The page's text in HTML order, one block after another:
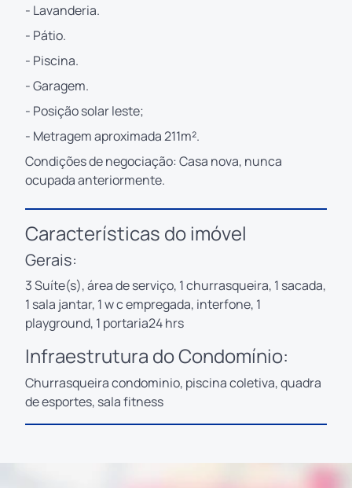
- Lavanderia.
- Pátio.
- Piscina.
- Garagem.
- Posição solar leste;
- Metragem aproximada 211m².
Condições de negociação: Casa nova, nunca
ocupada anteriormente.
Características do imóvel
Gerais:
3 Suíte(s), área de serviço, 1 churrasqueira, 1 sacada,
1 sala jantar, 1 w c empregada, interfone, 1
playground, 1 portaria24 hrs
Infraestrutura do Condomínio:
Churrasqueira condominio, piscina coletiva, quadra
de esportes, sala fitness